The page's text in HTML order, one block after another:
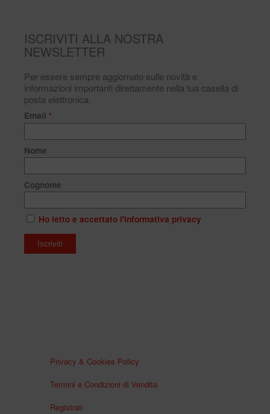
ISCRIVITI ALLA NOSTRA
NEWSLETTER
Per essere sempre aggiornato sulle novità e
informazioni importanti direttamente nella tua casella di
posta elettronica.
Email *
Nome
Cognome
Ho letto e accettato l'informativa privacy
Privacy & Cookies Policy
Termini e Condizioni di Vendita
Registrati